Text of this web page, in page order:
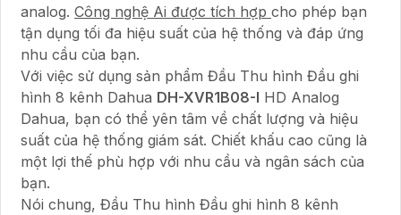
analog. Công nghệ Ai được tích hợp cho phép bạn
tận dụng tối đa hiệu suất của hệ thống và đáp ứng
nhu cầu của bạn.
Với việc sử dụng sản phẩm Đầu Thu hình Đầu ghi
hình 8 kênh Dahua DH-XVR1B08-I HD Analog
Dahua, bạn có thể yên tâm về chất lượng và hiệu
suất của hệ thống giám sát. Chiết khấu cao cũng là
một lợi thế phù hợp với nhu cầu và ngân sách của
bạn.
Nói chung, Đầu Thu hình Đầu ghi hình 8 kênh